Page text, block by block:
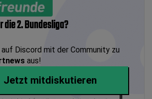
die 2. Bundesliga?
Discord mit der Community zu
aus!
Jetzt mitdiskutieren